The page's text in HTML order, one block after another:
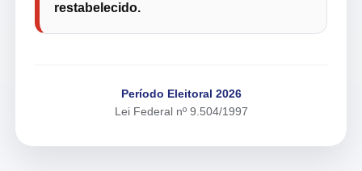
restabelecido.
Período Eleitoral 2026
Lei Federal nº 9.504/1997